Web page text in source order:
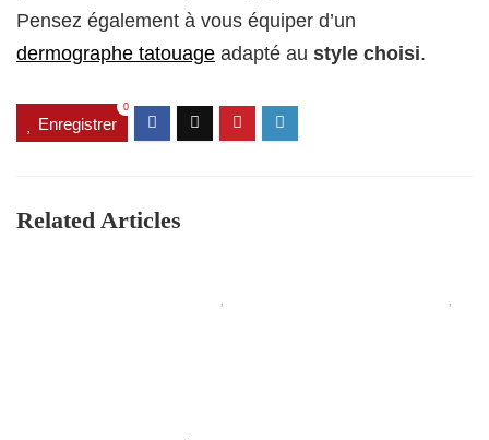
Pensez également à vous équiper d’un
dermographe tatouage adapté au style choisi.
Enregistrer
0
Related Articles